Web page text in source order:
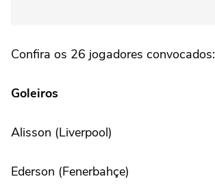
Confira os 26 jogadores convocados:
Goleiros
Alisson (Liverpool)
Ederson (Fenerbahçe)